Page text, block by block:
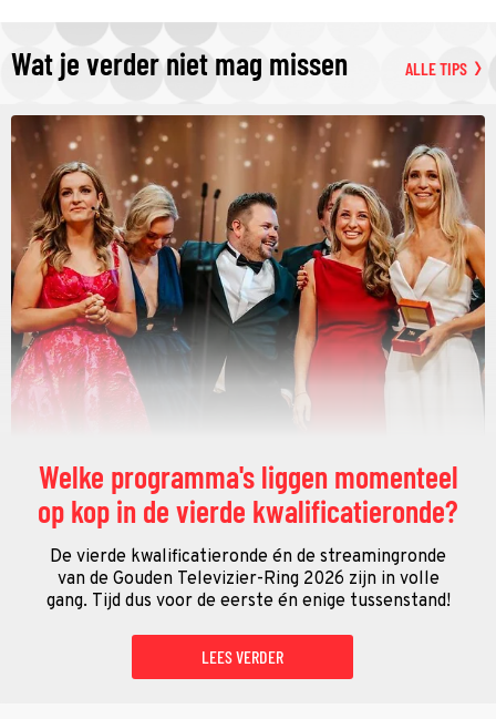
Wat je verder niet mag missen ALLE TIPS
Welke programma's liggen momenteel
op kop in de vierde kwalificatieronde?
De vierde kwalificatieronde én de streamingronde
van de Gouden Televizier-Ring 2026 zijn in volle
gang. Tijd dus voor de eerste én enige tussenstand!
LEES VERDER